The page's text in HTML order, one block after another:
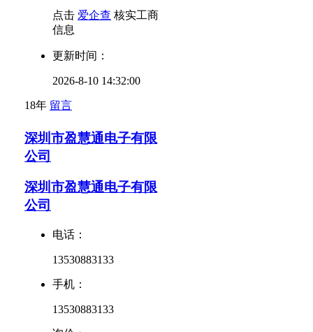
点击 爱企查 核实工商
信息
更新时间：
2026-8-10 14:32:00
18年 留言
深圳市盈慧通电子有限
公司
深圳市盈慧通电子有限
公司
电话：
13530883133
手机：
13530883133